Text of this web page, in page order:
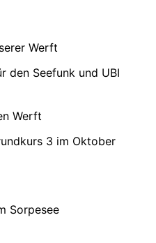
Werft
den Seefunk und UBI
Werft
3 im Oktober
Sorpesee